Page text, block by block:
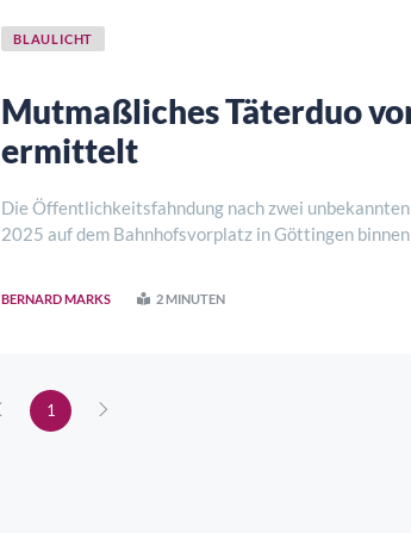
BLAULICHT
Mutmaßliches Täterduo
ermittelt
Die Öffentlichkeitsfahndung nach zwei
2025 auf dem Bahnhofsvorplatz in Göttingen
BERNARD MARKS 2 MINUTEN
1